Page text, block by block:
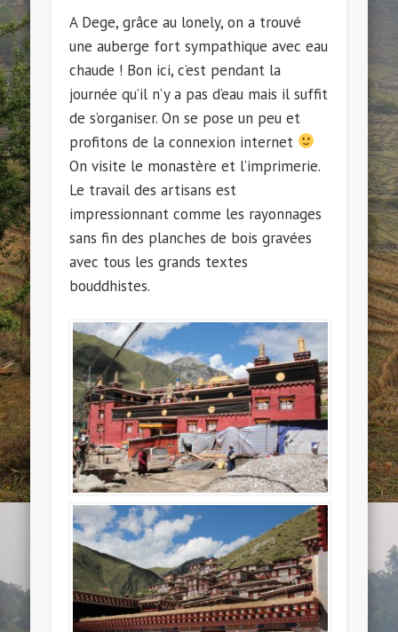
A Dege, grâce au lonely, on a trouvé
une auberge fort sympathique avec eau
chaude ! Bon ici, c’est pendant la
journée qu’il n’y a pas d’eau mais il suffit
de s’organiser. On se pose un peu et
profitons de la connexion internet
On visite le monastère et l’imprimerie.
Le travail des artisans est
impressionnant comme les rayonnages
sans fin des planches de bois gravées
avec tous les grands textes
bouddhistes.